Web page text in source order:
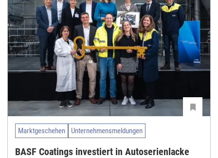
Marktgeschehen Unternehmensmeldungen
BASF Coatings investiert in Autoserienlacke